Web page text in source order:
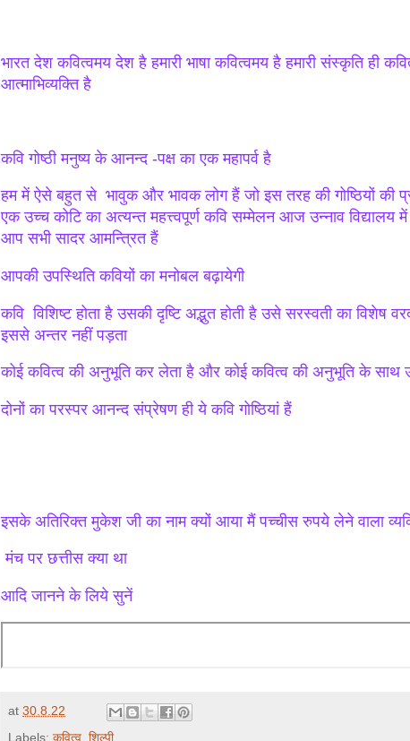
भारत देश कवित्वमय देश है हमारी भाषा कवित्वमय है हमारी संस्कृति ही
आत्माभिव्यक्ति है
कवि गोष्ठी मनुष्य के आनन्द -पक्ष का एक महापर्व है
हम में ऐसे बहुत से भावुक और भावक लोग हैं जो इस तरह की गोष्ठियों की
एक उच्च कोटि का अत्यन्त महत्त्वपूर्ण कवि सम्मेलन आज उन्नाव विद्यालय
आप सभी सादर आमन्त्रित हैं
आपकी उपस्थिति कवियों का मनोबल बढ़ायेगी
कवि विशिष्ट होता है उसकी दृष्टि अद्भुत होती है उसे सरस्वती का विशेष
इससे अन्तर नहीं पड़ता
कोई कवित्व की अनुभूति कर लेता है और कोई कवित्व की अनुभूति के साथ
दोनों का परस्पर आनन्द संप्रेषण ही ये कवि गोष्ठियां हैं
इसके अतिरिक्त मुकेश जी का नाम क्यों आया मैं पच्चीस रुपये लेने वाला
मंच पर छत्तीस क्या था
आदि जानने के लिये सुनें
at 30.8.22
Labels: कवित्व शिल्पी